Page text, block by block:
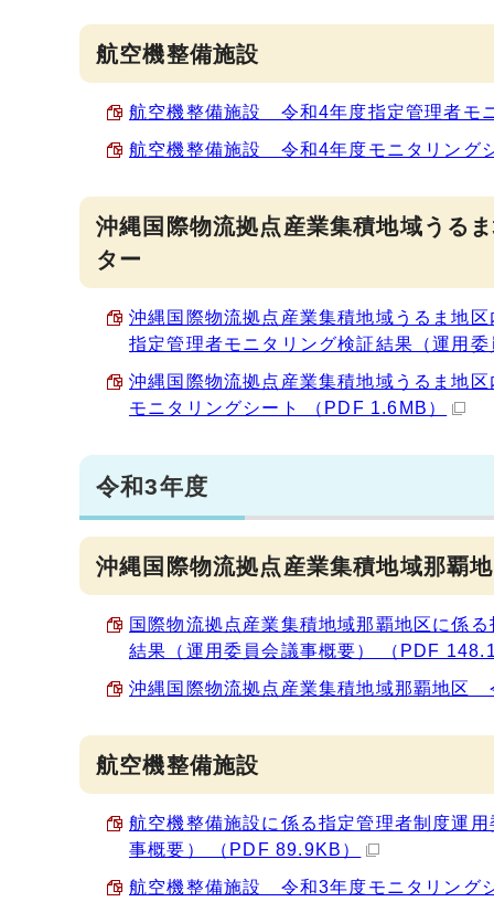
航空機整備施設
航空機整備施設 令和4年度指定管理者モ
航空機整備施設 令和4年度モニタリング
沖縄国際物流拠点産業集積地域うる
ター
沖縄国際物流拠点産業集積地域うるま地
指定管理者モニタリング検証結果（運用
沖縄国際物流拠点産業集積地域うるま地
モニタリングシート （PDF 1.6MB）
令和3年度
沖縄国際物流拠点産業集積地域那覇
国際物流拠点産業集積地域那覇地区に係
結果（運用委員会議事概要） （PDF
沖縄国際物流拠点産業集積地域那覇地区
航空機整備施設
航空機整備施設に係る指定管理者制度運
事概要） （PDF 89.9KB）
航空機整備施設 令和3年度モニタリング